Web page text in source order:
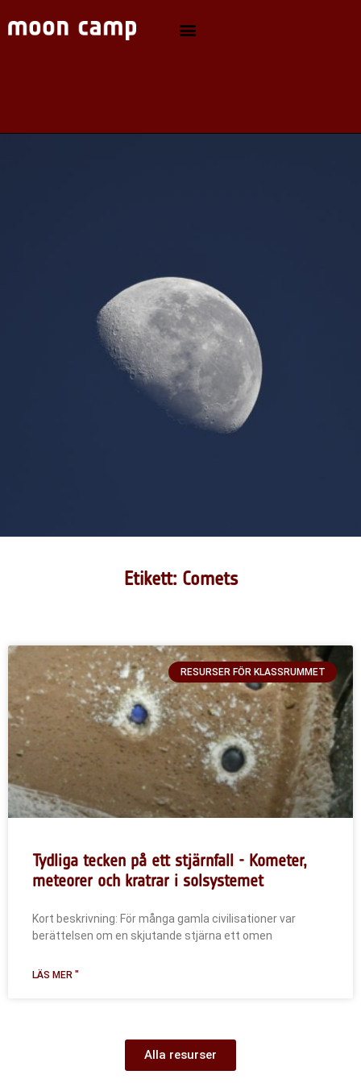
Etikett: Comets
RESURSER FÖR KLASSRUMMET
Tydliga tecken på ett stjärnfall - Kometer,
meteorer och kratrar i solsystemet
Kort beskrivning: För många gamla civilisationer var
berättelsen om en skjutande stjärna ett omen
LÄS MER "
Alla resurser